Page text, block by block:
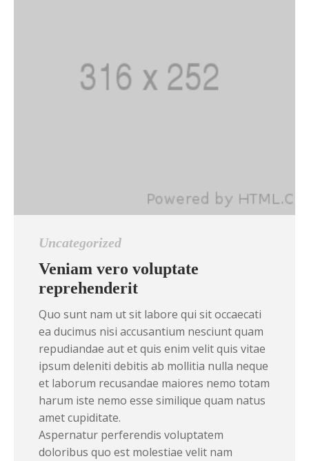
Uncategorized
Veniam vero voluptate
reprehenderit
Quo sunt nam ut sit labore qui sit occaecati
ea ducimus nisi accusantium nesciunt quam
repudiandae aut et quis enim velit quis vitae
ipsum deleniti debitis ab mollitia nulla neque
et laborum recusandae maiores nemo totam
harum iste nemo esse similique quam natus
amet cupiditate.
Aspernatur perferendis voluptatem
doloribus quo est molestiae velit nam